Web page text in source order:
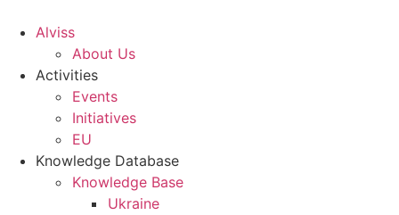
Alviss
About Us
Activities
Events
Initiatives
EU
Knowledge Database
Knowledge Base
Ukraine